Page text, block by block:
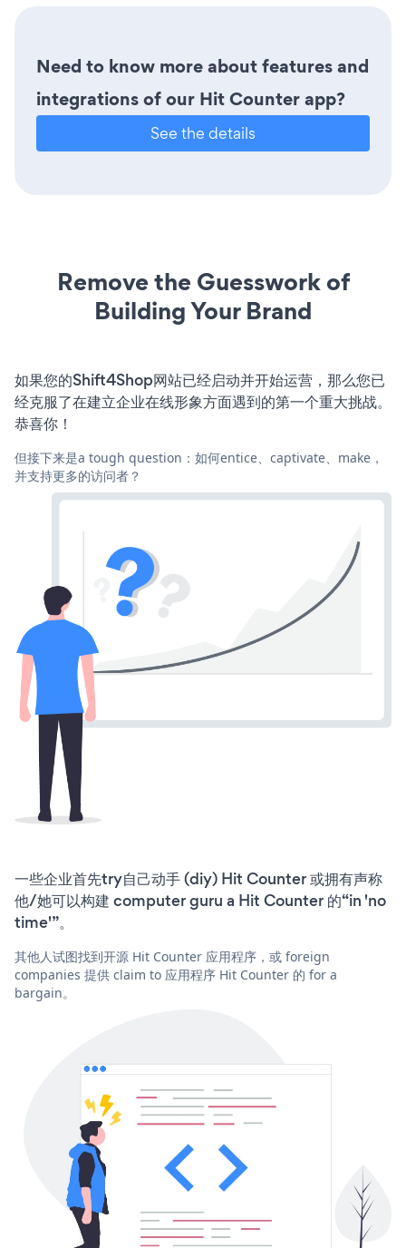
Need to know more about features and
integrations of our Hit Counter app?
See the details
Remove the Guesswork of
Building Your Brand
如果您的Shift4Shop网站已经启动并开始运营，那么您已
经克服了在建立企业在线形象方面遇到的第一个重大挑战。
恭喜你！
但接下来是a tough question：如何entice、captivate、make，
并支持更多的访问者？
一些企业首先try自己动手 (diy) Hit Counter 或拥有声称
他/她可以构建 computer guru a Hit Counter 的“in 'no
time'”。
其他人试图找到开源 Hit Counter 应用程序，或 foreign
companies 提供 claim to 应用程序 Hit Counter 的 for a
bargain。